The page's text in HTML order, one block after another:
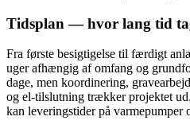
Tidsplan — hvor lang tid
Fra første besigtigelse til færdigt
uger afhængig af omfang og
dage, men koordinering,
og el‑tilslutning trækker projektet
kan leveringstider på varmepumper